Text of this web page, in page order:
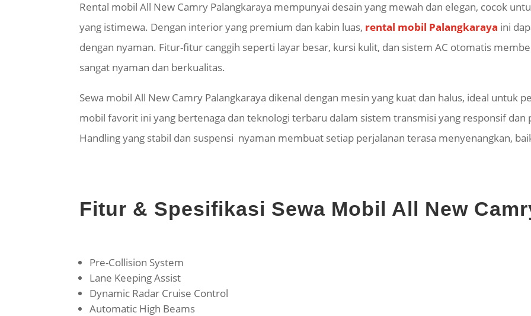
Rental mobil All New Camry Palangkaraya mempunyai desain yang mewah dan elegan, cocok
yang istimewa. Dengan interior yang premium dan kabin luas, rental mobil Palangkaraya ini
dengan nyaman. Fitur-fitur canggih seperti layar besar, kursi kulit, dan sistem AC otomatis
sangat nyaman dan berkualitas.
Sewa mobil All New Camry Palangkaraya dikenal dengan mesin yang kuat dan halus, ideal untuk
mobil favorit ini yang bertenaga dan teknologi terbaru dalam sistem transmisi yang responsif
Handling yang stabil dan suspensi nyaman membuat setiap perjalanan terasa menyenangkan,
Fitur & Spesifikasi Sewa Mobil All New
Pre-Collision System
Lane Keeping Assist
Dynamic Radar Cruise Control
Automatic High Beams